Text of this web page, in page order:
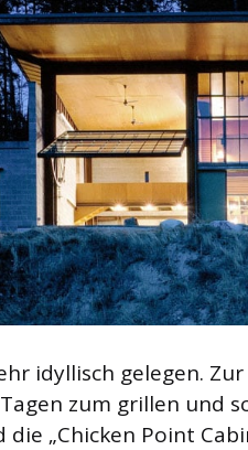
idyllisch gelegen.
zum grillen und
„Chicken Point